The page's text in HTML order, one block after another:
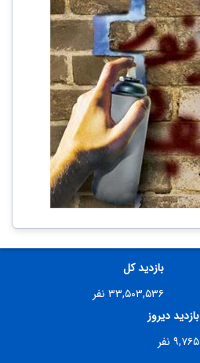
بازدید کل
۳۳,۵۰۳,۵۳۶ نفر
بازدید دیروز
۹,۷۶۵ نفر